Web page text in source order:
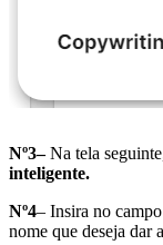
Nº3–Na tela
inteligente.
Nº4– Insira no campo
nome que deseja dar